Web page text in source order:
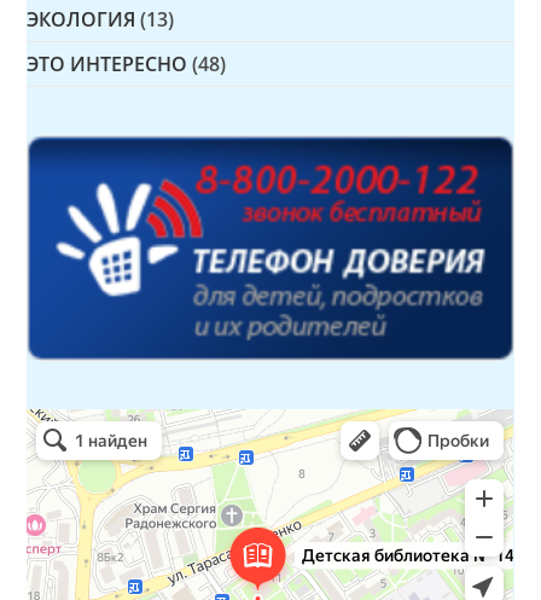
ЭКОЛОГИЯ (13)
ЭТО ИНТЕРЕСНО (48)
Детская библиотека № 14 Дружбы народов
Библиотека в Севастополе